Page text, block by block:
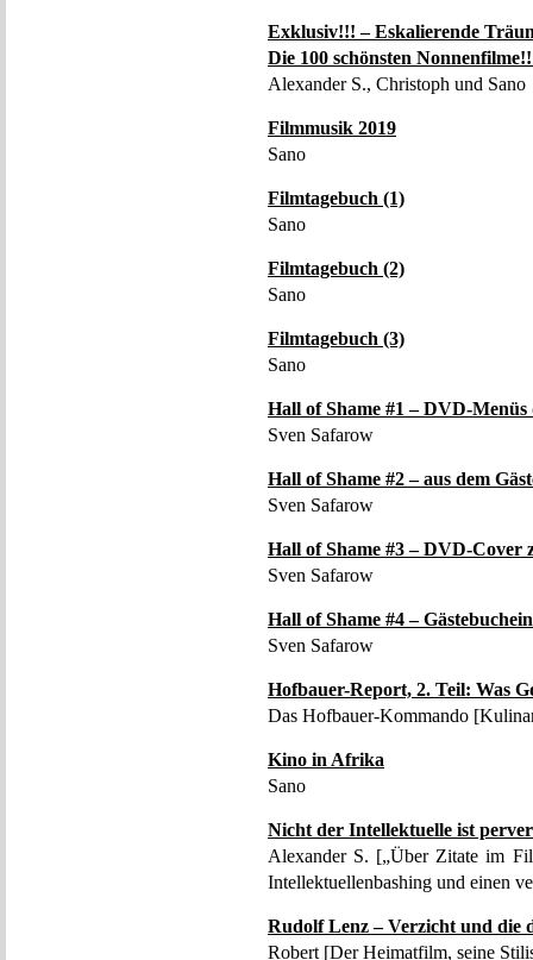
Exklusiv!!! – Eskalierende
Die 100 schönsten
Alexander S., Christoph und Sano
Filmmusik 2019
Sano
Filmtagebuch (1)
Sano
Filmtagebuch (2)
Sano
Filmtagebuch (3)
Sano
Hall of Shame #1 – DVD-Menüs
Sven Safarow
Hall of Shame #2 – aus dem
Sven Safarow
Hall of Shame #3 – DVD-Cover
Sven Safarow
Hall of Shame #4 –
Sven Safarow
Hofbauer-Report, 2. Teil: Was
Das Hofbauer-Kommando
Kino in Afrika
Sano
Nicht der Intellektuelle ist
Alexander S. [„Über Zitate im
Intellektuellenbashing und einen
Rudolf Lenz – Verzicht und die
Robert [Der Heimatfilm, seine